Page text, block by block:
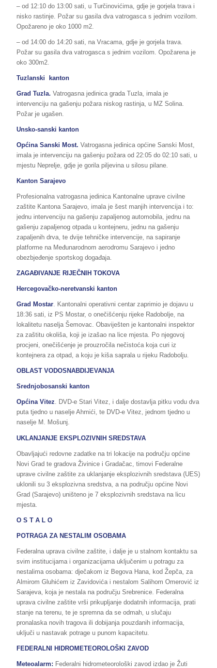
– od 12:10 do 13:00 sati, u Turčinovićima, gdje je gorjela trava i
nisko rastinje. Požar su gasila dva vatrogasca s jednim vozilom.
Opožareno je oko 1000 m2.
– od 14:00 do 14:20 sati, na Vracama, gdje je gorjela trava.
Požar su gasila dva vatrogasca s jednim vozilom. Opožarena je
oko 300m2.
Tuzlanski kanton
Grad Tuzla. Vatrogasna jedinica grada Tuzla, imala je
intervenciju na gašenju požara niskog rastinja, u MZ Solina.
Požar je ugašen.
Unsko-sanski kanton
Općina Sanski Most. Vatrogasna jedinica općine Sanski Most,
imala je intervenciju na gašenju požara od 22:05 do 02:10 sati, u
mjestu Neprelje, gdje je gorila piljevina u silosu pilane.
Kanton Sarajevo
Profesionalna vatrogasna jedinica Kantonalne uprave civilne
zaštite Kantona Sarajevo, imala je šest manjih intervencija i to:
jednu intervenciju na gašenju zapaljenog automobila, jednu na
gašenju zapaljenog otpada u kontejneru, jednu na gašenju
zapaljenih drva, te dvije tehničke intervencije, na sapiranje
platforme na Međunarodnom aerodromu Sarajevo i jedno
obezbjeđenje sportskog događaja.
ZAGAĐIVANJE RIJEČNIH TOKOVA
Hercegovačko-neretvanski kanton
Grad Mostar. Kantonalni operativni centar zaprimio je dojavu u
18:36 sati, iz PS Mostar, o onečišćenju rijeke Radobolje, na
lokalitetu naselja Šemovac. Obaviješten je kantonalni inspektor
za zaštitu okoliša, koji je izašao na lice mjesta. Po njegovoj
procjeni, onečišćenje je prouzročila nečistoća koja curi iz
kontejnera za otpad, a koju je kiša saprala u rijeku Radobolju.
OBLAST VODOSNABDIJEVANJA
Srednjobosanski kanton
Općina Vitez. DVD-e Stari Vitez, i dalje dostavlja pitku vodu dva
puta tjedno u naselje Ahmići, te DVD-e Vitez, jednom tjedno u
naselje M. Mošunj.
UKLANJANJE EKSPLOZIVNIH SREDSTAVA
Obavljajući redovne zadatke na tri lokacije na području općine
Novi Grad te gradova Živinice i Gradačac, timovi Federalne
uprave civilne zaštite za uklanjanje eksplozivnih sredstava (UES)
uklonili su 3 eksplozivna sredstva, a na području općine Novi
Grad (Sarajevo) uništeno je 7 eksplozivnih sredstava na licu
mjesta.
O S T A L O
POTRAGA ZA NESTALIM OSOBAMA
Federalna uprava civilne zaštite, i dalje je u stalnom kontaktu sa
svim institucijama i organizacijama uključenim u potragu za
nestalima osobama: dječakom iz Begova Hana, kod Žepča, za
Almirom Gluhićem iz Zavidovića i nestalom Salihom Omerović iz
Sarajeva, koja je nestala na području Srebrenice. Federalna
uprava civilne zaštite vrši prikupljanje dodatnih informacija, prati
stanje na terenu, te je spremna da se odmah, u slučaju
pronalaska novih tragova ili dobijanja pouzdanih informacija,
uključi u nastavak potrage u punom kapacitetu.
FEDERALNI HIDROMETEOROLOŠKI ZAVOD
Meteoalarm: Federalni hidrometeorološki zavod izdao je Žuti